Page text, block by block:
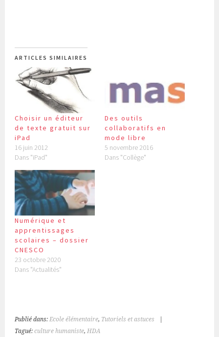
ARTICLES SIMILAIRES
Choisir un éditeur
de texte gratuit sur
iPad
16 juin 2012
Dans "iPad"
Des outils
collaboratifs en
mode libre
5 novembre 2016
Dans "Collège"
Numérique et
apprentissages
scolaires – dossier
CNESCO
23 octobre 2020
Dans "Actualités"
Publié dans:Ecole élémentaire, Tutoriels et astuces
Tagué:culture humaniste,HDA